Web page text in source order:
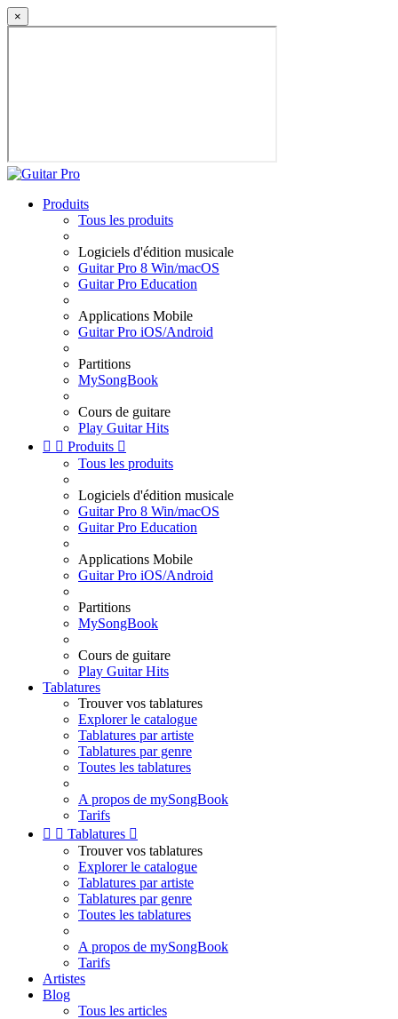
×
Produits
Tous les produits
Logiciels d'édition musicale
Guitar Pro 8 Win/macOS
Guitar Pro Education
Applications Mobile
Guitar Pro iOS/Android
Partitions
MySongBook
Cours de guitare
Play Guitar Hits
  Produits 
Tous les produits
Logiciels d'édition musicale
Guitar Pro 8 Win/macOS
Guitar Pro Education
Applications Mobile
Guitar Pro iOS/Android
Partitions
MySongBook
Cours de guitare
Play Guitar Hits
Tablatures
Trouver vos tablatures
Explorer le catalogue
Tablatures par artiste
Tablatures par genre
Toutes les tablatures
A propos de mySongBook
Tarifs
  Tablatures 
Trouver vos tablatures
Explorer le catalogue
Tablatures par artiste
Tablatures par genre
Toutes les tablatures
A propos de mySongBook
Tarifs
Artistes
Blog
Tous les articles